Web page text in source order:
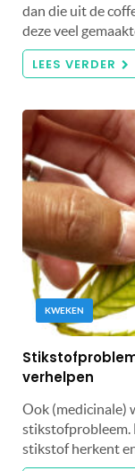
dan die uit de
deze veel
LEES VERDER
KWEKEN
verhelpen
Ook (medicinale)
stikstofprobleem.
stikstof herkent